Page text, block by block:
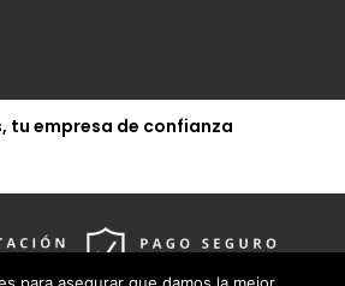
tu empresa de confianza